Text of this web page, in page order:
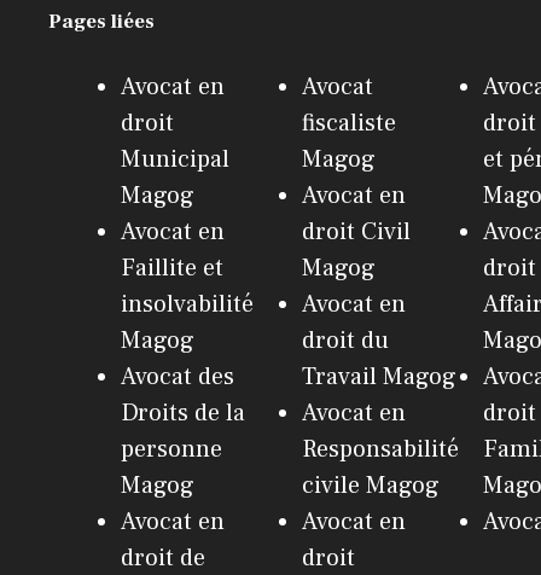
Pages liées
Avocat en
droit
Municipal
Magog
Avocat en
Faillite et
insolvabilité
Magog
Avocat des
Droits de la
personne
Magog
Avocat en
droit de
Avocat
fiscaliste
Magog
Avocat en
droit Civil
Magog
Avocat en
droit du
Travail Magog
Avocat en
Responsabilité
civile Magog
Avocat en
droit
et
droit
droit